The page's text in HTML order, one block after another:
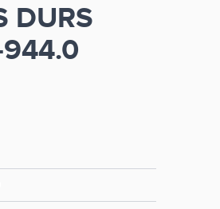
DURS